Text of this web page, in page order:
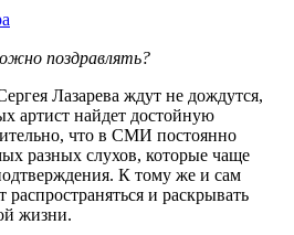
поздравлять?
Лазарева ждут не дождутся,
артист найдет достойную
что в СМИ постоянно
разных слухов, которые чаще
К тому же и сам
и раскрывать
жизни.